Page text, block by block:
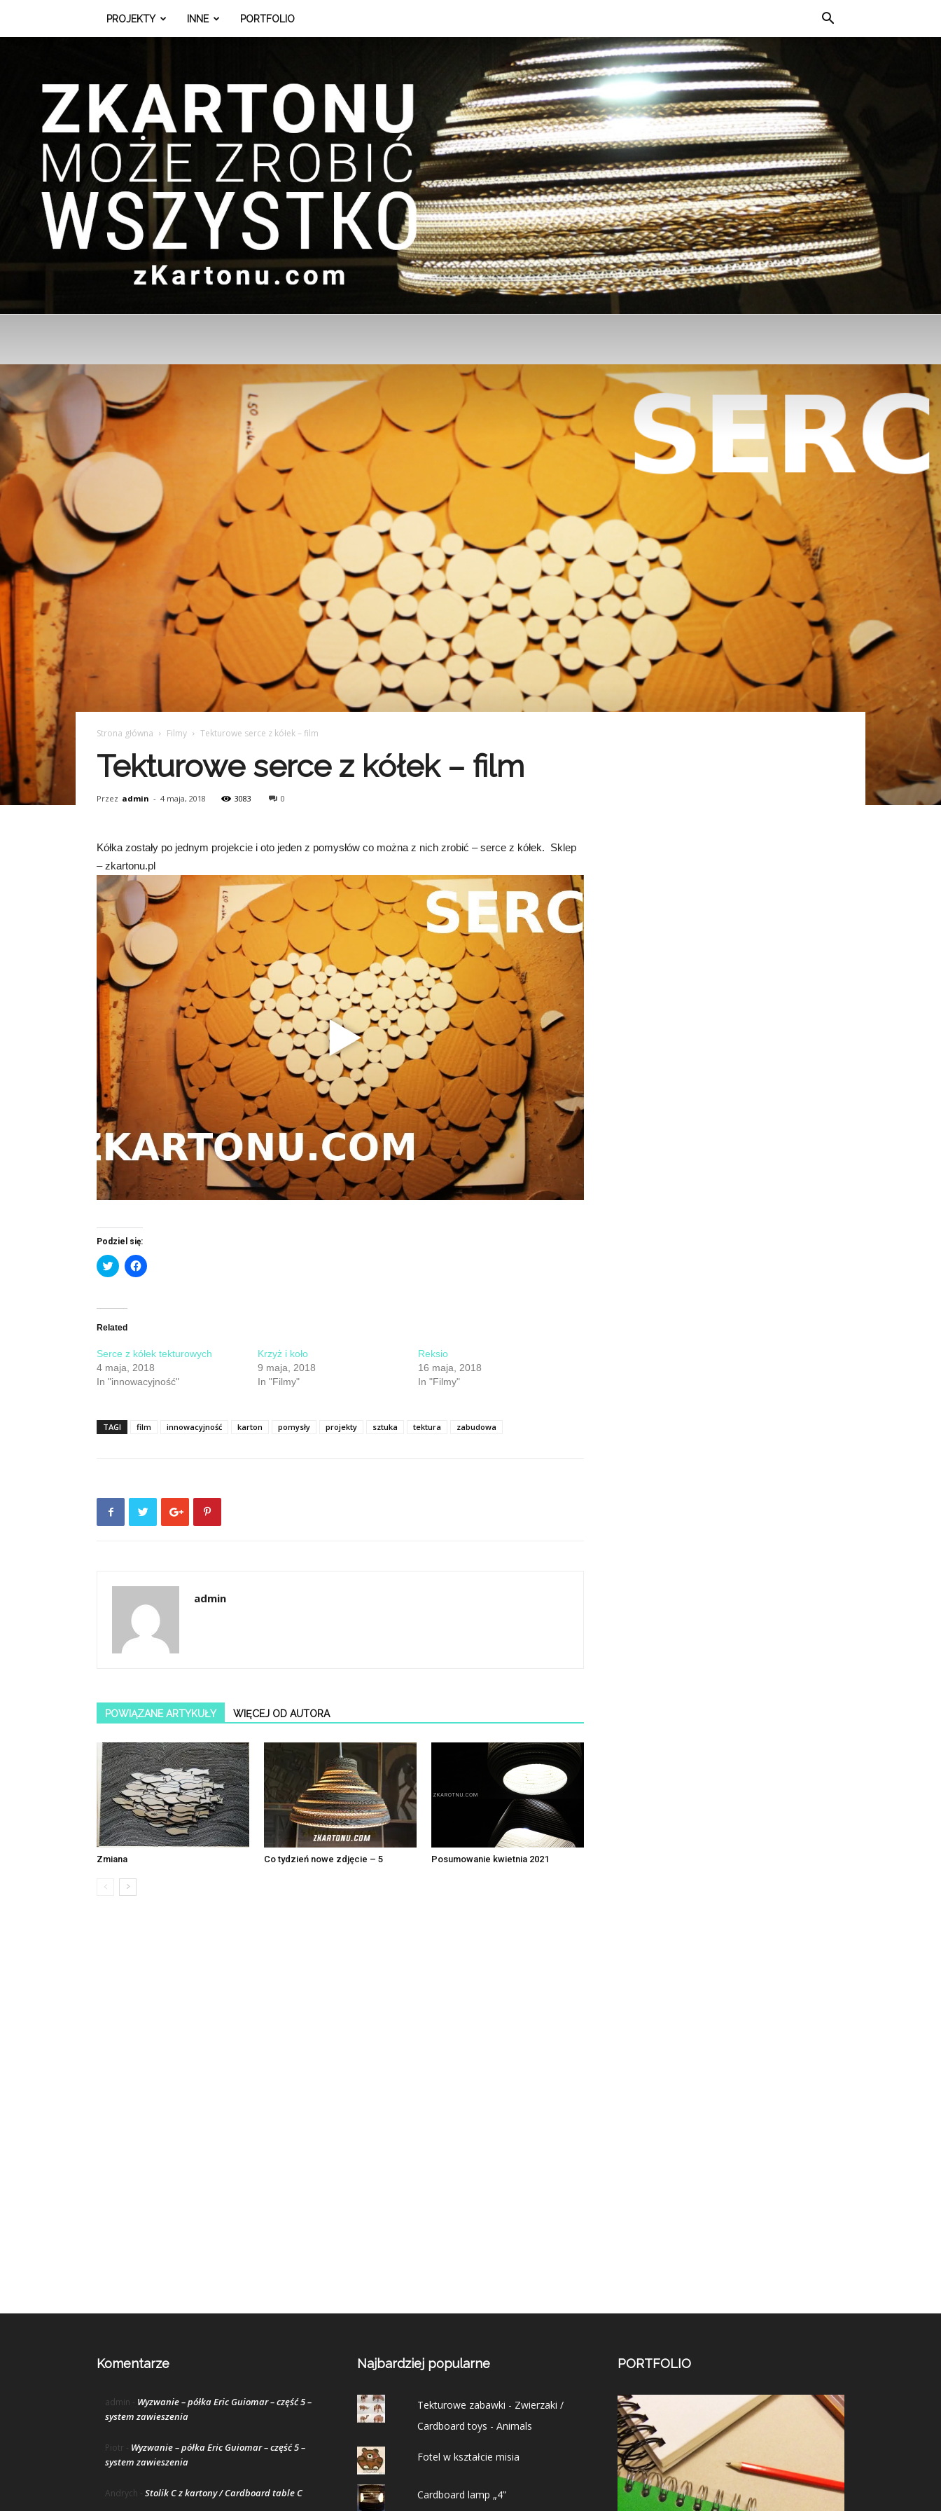
PROJEKTY INNE PORTFOLIO
Z
Strona główna Filmy Tekturowe serce z kółek – film
Tekturowe serce z kółek – film
Przez admin - 4 maja, 2018 3083 0
Kółka zostały po jednym projekcie i oto jeden z pomysłów co można z nich zrobić – serce z kółek. Sklep
– zkartonu.pl
Podziel się:
Click
to
(Opens
new
Click
to
Related
Serce z kółek tekturowych
4 maja, 2018
In "innowacyjność"
Krzyż i koło
9 maja, 2018
In "Filmy"
Reksio
16 maja, 2018
In "Filmy"
TAGI film innowacyjność karton pomysły projekty sztuka tektura zabudowa
admin
POWIĄZANE ARTYKUŁY WIĘCEJ OD AUTORA
Zmiana Co tydzień nowe zdjęcie – 5 Posumowanie kwietnia 2021
Komentarze
admin - Wyzwanie – półka Eric Guiomar – część 5 –
system zawieszenia
Piotr - Wyzwanie – półka Eric Guiomar – część 5 –
system zawieszenia
Andrych - Stolik C z kartony / Cardboard table C
Najbardziej popularne
Tekturowe zabawki - Zwierzaki /
Cardboard toys - Animals
Fotel w kształcie misia
Cardboard lamp „4”
PORTFOLIO